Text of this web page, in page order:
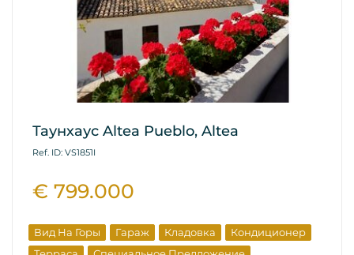
Таунхаус Altea Pueblo, Altea
Ref. ID: VS1851I
€ 799.000
Вид На Горы Гараж Кладовка
Кондиционер